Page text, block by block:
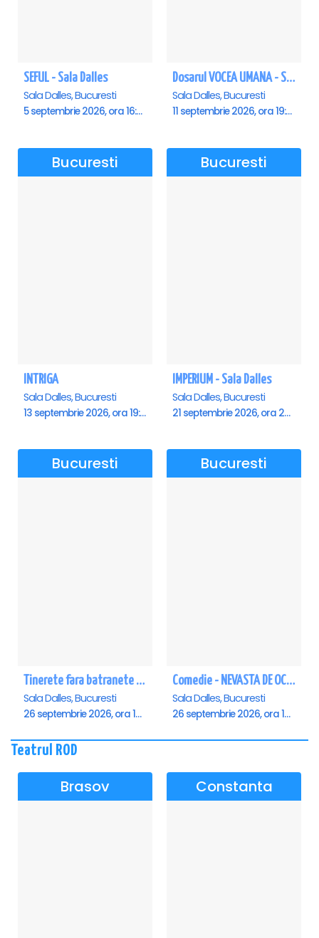
SEFUL - Sala Dalles
Sala Dalles, Bucuresti
5 septembrie 2026, ora 16:00
Dosarul VOCEA UMANA - Sala Dalles
Sala Dalles, Bucuresti
11 septembrie 2026, ora 19:30
Bucuresti
INTRIGA
Sala Dalles, Bucuresti
13 septembrie 2026, ora 19:00
Bucuresti
IMPERIUM - Sala Dalles
Sala Dalles, Bucuresti
21 septembrie 2026, ora 20:00
Bucuresti
Tinerete fara batranete si viata fara de moarte
Sala Dalles, Bucuresti
26 septembrie 2026, ora 10:30
Bucuresti
Comedie - NEVASTA DE OCAZIE !!!
Sala Dalles, Bucuresti
26 septembrie 2026, ora 19:00
Teatrul ROD
Brasov Constanta